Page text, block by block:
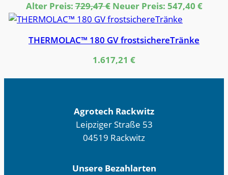
Alter Preis:729,47€ Ursprünglicher
Preis
729,47 €
Neuer Preis: 547,40 €
THERMOLAC™ 180 GV frostsichereTränke
1.617,21 €
Agrotech Rackwitz
Leipziger Straße 53
04519 Rackwitz
Unsere Bezahlarten